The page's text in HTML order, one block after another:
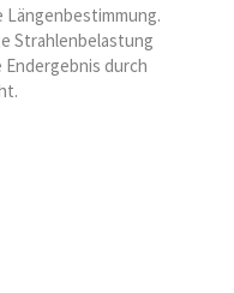
Strahlenbelastung
durch